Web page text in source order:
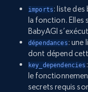
imports : liste
la fonction. Elles
BabyAGI
dépendances : une
dont dépend
key_dependencies
le
secrets requis